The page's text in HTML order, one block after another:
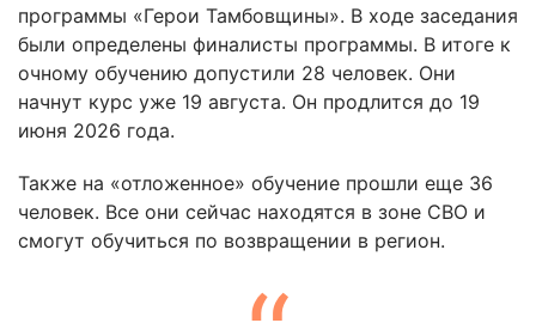
программы «Герои Тамбовщины». В ходе заседания
были определены финалисты программы. В итоге к
очному обучению допустили 28 человек. Они
начнут курс уже 19 августа. Он продлится до 19
июня 2026 года.
Также на «отложенное» обучение прошли еще 36
человек. Все они сейчас находятся в зоне СВО и
смогут обучиться по возвращении в регион.